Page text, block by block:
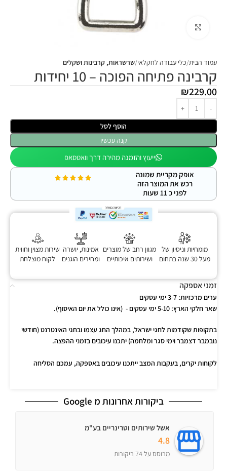
עמוד הבית כלי עבודה לחקלאי שרשראות, קרבינות ושקלים
קרבינה פתיחה הפוכה – 10 יחידות
₪229.00
הוסף לסל
קנה עכשיו
זמני אספקה
ערים מרכזיות:
שאר חלקי הארץ:
בתקופות שקודמות לחגי ישראל, במהלך החג עצמו ובחגי האינטרנט (חודשי
נובמבר דצמבר וימי סגר ומלחמה) יתכנו עיכובים בזמני ההפצה.
לקוחות יקרים, בעקבות המצב ייתכנו עיכובים באספקה, עמכם הסליחה
ביקורות אחרונות מ Google
אשל שירותים וטרינריים בע"מ
4.8
מבוסס על 74 ביקורות
ייעוץ והזמנה מהירה דרך וואטסאפ
אופק מקריית שמונה
רכש את המוצר הזה
לפני כ 11 שעות
מומחיות וניסיון של
מעל 30 שנה בתחום
מגוון רחב של מוצרים
ושירותים איכותיים
אמינות, יושרה
ומחירים הוגנים
שירות מצוין וחווית
לקוח מוצלחת